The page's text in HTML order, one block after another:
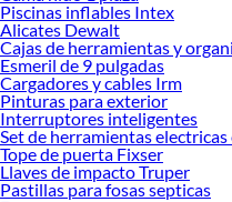
Piscinas inflables Intex
Alicates Dewalt
Cajas de herramientas y
Esmeril de 9 pulgadas
Cargadores y cables Irm
Pinturas para exterior
Interruptores inteligentes
Set de herramientas
Tope de puerta Fixser
Llaves de impacto Truper
Pastillas para fosas septicas